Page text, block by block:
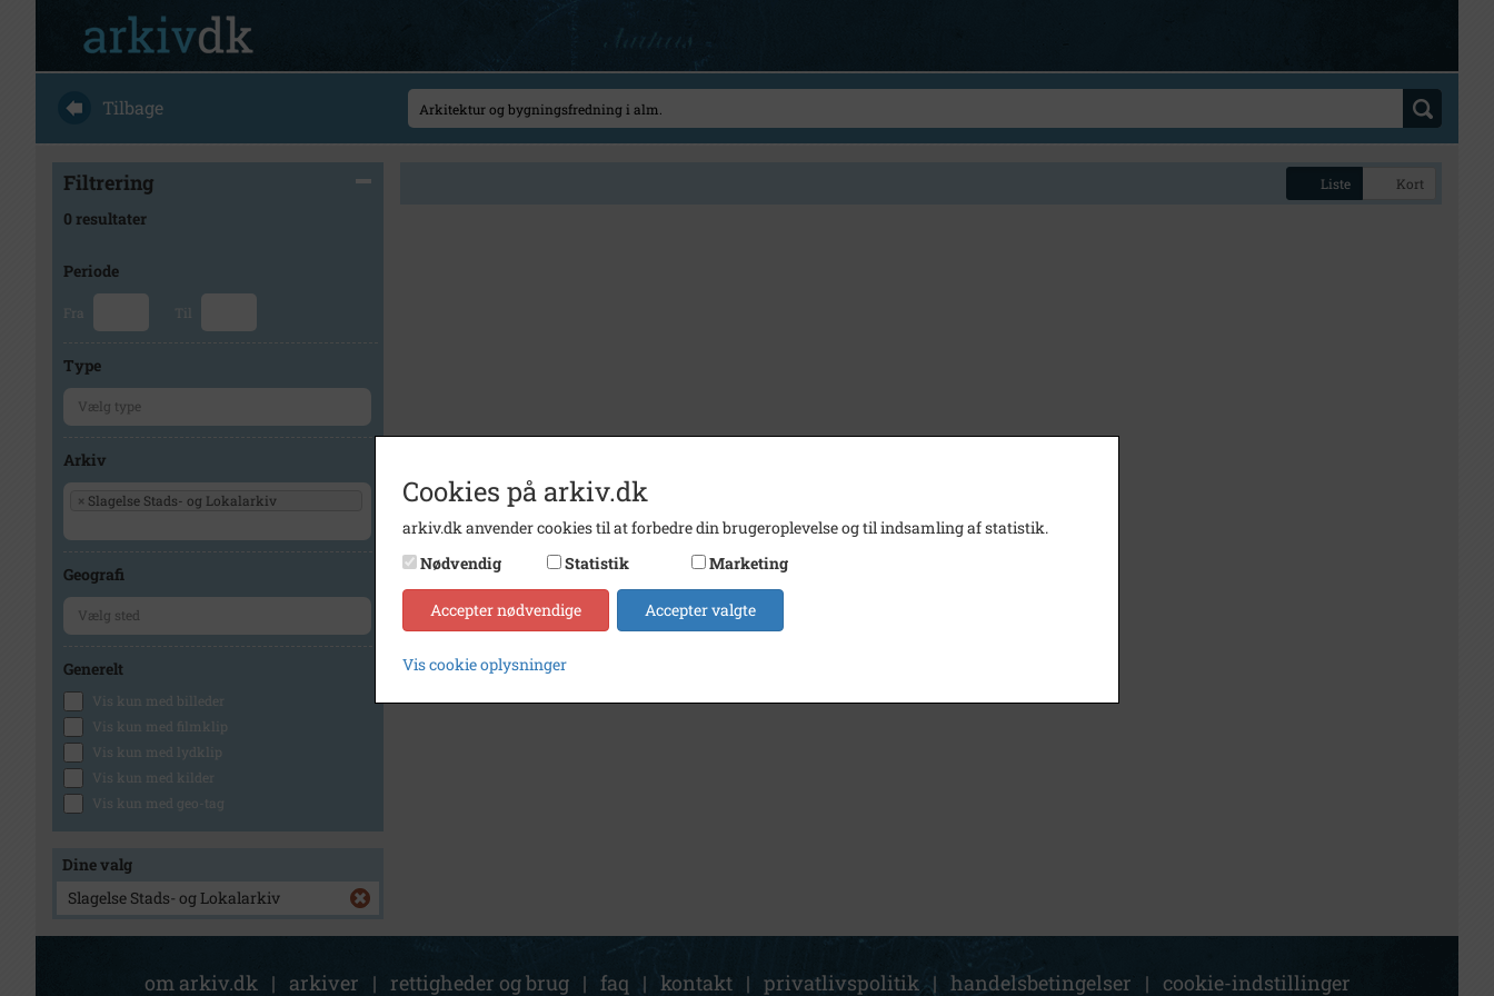
Tilbage
Filtrering
0 resultater
Periode
Fra Til
Type
Arkiv
× Slagelse Stads- og Lokalarkiv
Geografi
Generelt
Vis kun med billeder
Vis kun med filmklip
Vis kun med lydklip
Vis kun med kilder
Vis kun med geo-tag
Dine valg
Slagelse Stads- og Lokalarkiv
Liste Kort
om arkiv.dk | arkiver | rettigheder og brug | faq | kontakt | privatlivspolitik | handelsbetingelser | cookie-indstillinger
Cookies på arkiv.dk
arkiv.dk anvender cookies til at forbedre din brugeroplevelse og til indsamling af statistik.
Nødvendig
Statistik Marketing
Accepter nødvendige Accepter valgte
Vis cookie oplysninger